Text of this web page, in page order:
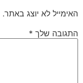
האימייל לא יוצג באתר.
התגובה שלך *